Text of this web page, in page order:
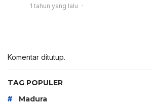
1 tahun yang lalu
Komentar ditutup.
TAG POPULER
# Madura